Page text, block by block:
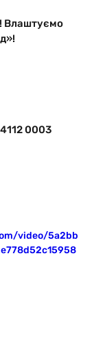
Влаштуємо
0003
video/5a2bb